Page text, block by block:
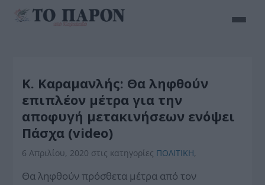
Κ. Καραμανλής: Θα ληφθούν
επιπλέον μέτρα για την
αποφυγή μετακινήσεων ενόψει
Πάσχα (video)
6 Απριλίου, 2020 στις κατηγορίες ΠΟΛΙΤΙΚΗ,
Θα ληφθούν πρόσθετα μέτρα από τον